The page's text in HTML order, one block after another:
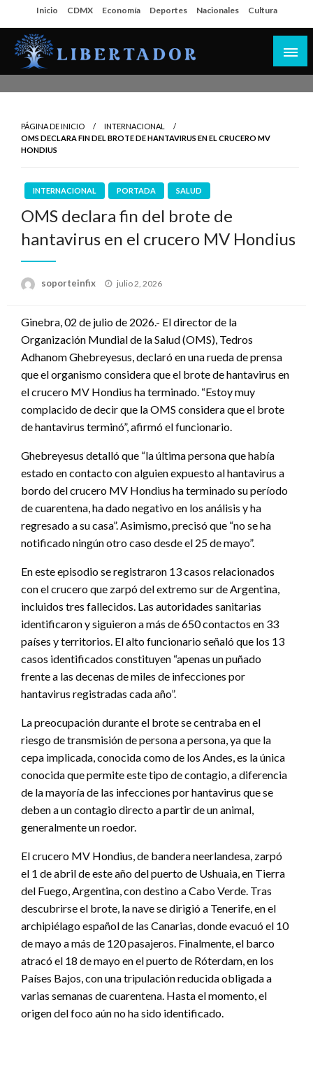
al
contenido
Inicio CDMX Economía Deportes Nacionales Cultura
PÁGINA DE INICIO
INTERNACIONAL
OMS DECLARA FIN DEL BROTE DE HANTAVIRUS EN EL CRUCERO MV
HONDIUS
INTERNACIONAL PORTADA SALUD
OMS declara fin del brote de
hantavirus en el crucero MV Hondius
soporteinfix
Publicado
julio 2, 2026
Ginebra, 02 de julio de 2026.- El director de la
Organización Mundial de la Salud (OMS), Tedros
Adhanom Ghebreyesus, declaró en una rueda de prensa
que el organismo considera que el brote de hantavirus en
el crucero MV Hondius ha terminado. “Estoy muy
complacido de decir que la OMS considera que el brote
de hantavirus terminó”, afirmó el funcionario.
Ghebreyesus detalló que “la última persona que había
estado en contacto con alguien expuesto al hantavirus a
bordo del crucero MV Hondius ha terminado su período
de cuarentena, ha dado negativo en los análisis y ha
regresado a su casa”. Asimismo, precisó que “no se ha
notificado ningún otro caso desde el 25 de mayo”.
En este episodio se registraron 13 casos relacionados
con el crucero que zarpó del extremo sur de Argentina,
incluidos tres fallecidos. Las autoridades sanitarias
identificaron y siguieron a más de 650 contactos en 33
países y territorios. El alto funcionario señaló que los 13
casos identificados constituyen “apenas un puñado
frente a las decenas de miles de infecciones por
hantavirus registradas cada año”.
La preocupación durante el brote se centraba en el
riesgo de transmisión de persona a persona, ya que la
cepa implicada, conocida como de los Andes, es la única
conocida que permite este tipo de contagio, a diferencia
de la mayoría de las infecciones por hantavirus que se
deben a un contagio directo a partir de un animal,
generalmente un roedor.
El crucero MV Hondius, de bandera neerlandesa, zarpó
el 1 de abril de este año del puerto de Ushuaia, en Tierra
del Fuego, Argentina, con destino a Cabo Verde. Tras
descubrirse el brote, la nave se dirigió a Tenerife, en el
archipiélago español de las Canarias, donde evacuó el 10
de mayo a más de 120 pasajeros. Finalmente, el barco
atracó el 18 de mayo en el puerto de Róterdam, en los
Países Bajos, con una tripulación reducida obligada a
varias semanas de cuarentena. Hasta el momento, el
origen del foco aún no ha sido identificado.